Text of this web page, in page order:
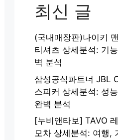
최신 글
(국내매장판)나이키
티셔츠 상세분석: 기
벽 분석
삼성공식파트너 JBL
스피커 상세분석: 성
완벽 분석
[누비앤타보] TAVO
모차 상세분석: 여행,